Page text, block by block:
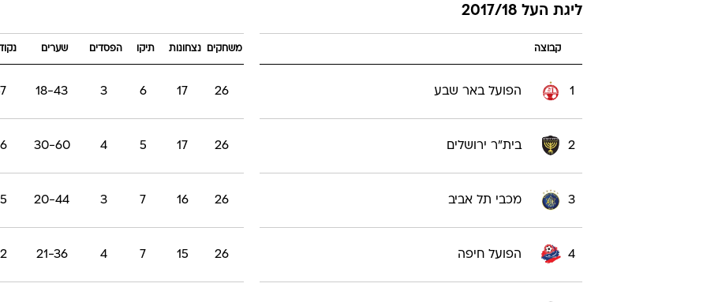
החידה של ספורט1
ליגת העל 2017/18
קבוצה משחקים נצחונות תיקו הפסדים שערים
1 הפועל באר שבע 26
17
6
3
18-43
2 בית"ר ירושלים 26
17
5
4
30-60
3 מכבי תל אביב 26
16
7
3
20-44
4 הפועל חיפה 26
15
7
4
21-36